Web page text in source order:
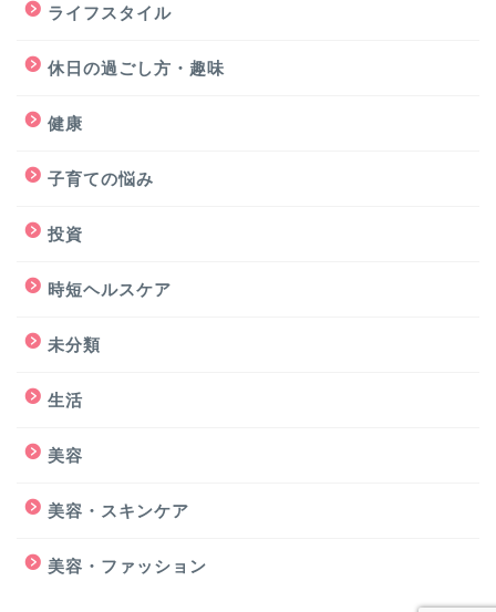
ライフスタイル
休日の過ごし方・趣味
健康
子育ての悩み
投資
時短ヘルスケア
未分類
生活
美容
美容・スキンケア
美容・ファッション